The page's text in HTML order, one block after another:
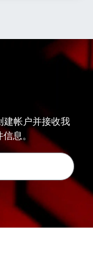
建帐户并接收我
息。